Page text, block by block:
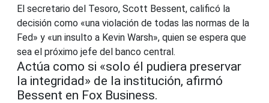
El secretario del Tesoro, Scott Bessent, calificó la
decisión como «una violación de todas las normas de la
Fed» y «un insulto a Kevin Warsh», quien se espera que
sea el próximo jefe del banco central.
Actúa como si «solo él pudiera preservar
la integridad» de la institución, afirmó
Bessent en Fox Business.